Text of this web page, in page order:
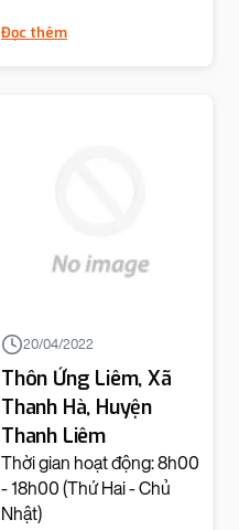
Đọc thêm
20/04/2022
Thôn Ứng Liêm, Xã
Thanh Hà, Huyện
Thanh Liêm
Thời gian hoạt động: 8h00
- 18h00 (Thứ Hai - Chủ
Nhật)